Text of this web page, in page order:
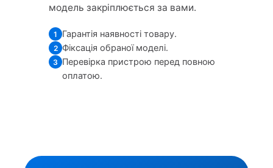
модель закріплюється за вами.
1 Гарантія наявності товару.
2 Фіксація обраної моделі.
3 Перевірка пристрою перед повною
оплатою.